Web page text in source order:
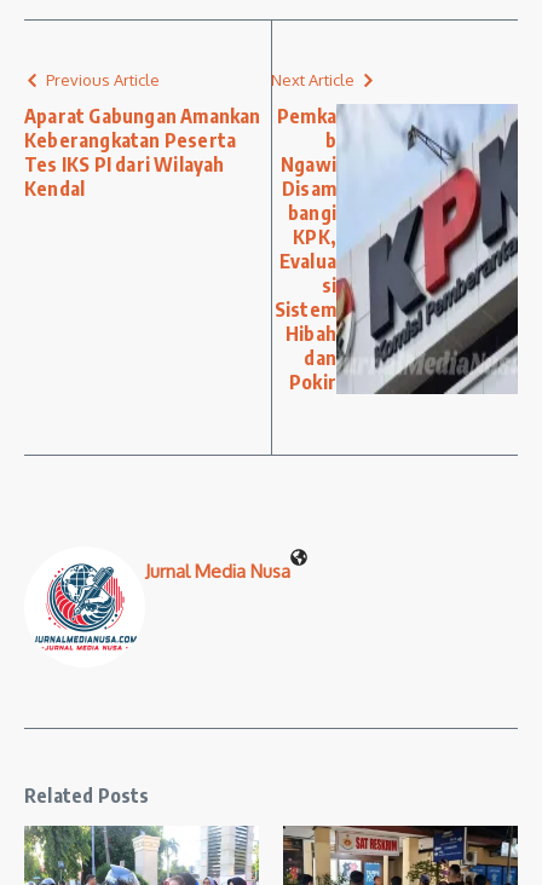
Previous Article
Aparat Gabungan Amankan
Keberangkatan Peserta
Tes IKS PI dari Wilayah
Kendal
Next Article
Pemka
b
Ngawi
Disam
bangi
KPK,
Evalua
si
Sistem
Hibah
dan
Pokir
Jurnal Media Nusa
Related Posts